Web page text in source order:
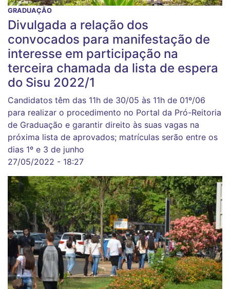
GRADUAÇÃO
Divulgada a relação dos
convocados para manifestação de
interesse em participação na
terceira chamada da lista de espera
do Sisu 2022/1
Candidatos têm das 11h de 30/05 às 11h de 01º/06
para realizar o procedimento no Portal da Pró-Reitoria
de Graduação e garantir direito às suas vagas na
próxima lista de aprovados; matrículas serão entre os
dias 1º e 3 de junho
27/05/2022 - 18:27